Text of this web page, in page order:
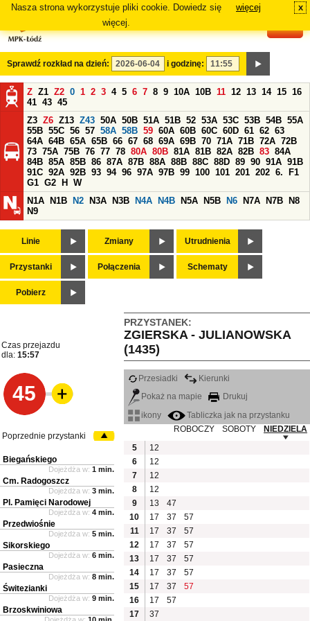
Nasza strona wykorzystuje pliki cookie. Dowiedz się
więcej.
więcej x
Sprawdź rozkład na dzień: i godzinę:
Z Z1 Z2 0 1 2 3 4 5 6 7 8 9 10A 10B 11 12 13 14 15 16
41 43 45
Z3 Z6 Z13 Z43 50A 50B 51A 51B 52 53A 53C 53B 54B 55A
55B 55C 56 57 58A 58B 59 60A 60B 60C 60D 61 62 63
64A 64B 65A 65B 66 67 68 69A 69B 70 71A 71B 72A 72B
73 75A 75B 76 77 78 80A 80B 81A 81B 82A 82B 83 84A
84B 85A 85B 86 87A 87B 88A 88B 88C 88D 89 90 91A 91B
91C 92A 92B 93 94 96 97A 97B 99 100 101 201 202 6.
F1
G1 G2 H
W
N1A
N1B N2 N3A N3B N4A N4B N5A N5B N6 N7A N7B
N8
N9
Linie Zmiany Utrudnienia
Przystanki Połączenia Schematy
Pobierz
PRZYSTANEK:
ZGIERSKA - JULIANOWSKA
(1435)
Czas przejazdu
dla: 15:57
45
Przesiadki
Kierunki
Pokaż na mapie
Drukuj
ikony
Tabliczka jak na przystanku
ROBOCZY
SOBOTY
NIEDZIELA
5
12
6
12
7
12
8
12
9
13
47
10
17 37
57
11
17 37
57
12
17 37
57
13
17 37
57
14
17 37
57
15
17 37
57
16
17
57
17
37
Poprzednie przystanki
Biegańskiego
Dojeżdża w: 1 min.
Cm. Radogoszcz
Dojeżdża w: 3 min.
Pl. Pamięci Narodowej
Dojeżdża w: 4 min.
Przedwiośnie
Dojeżdża w: 5 min.
Sikorskiego
Dojeżdża w: 6 min.
Pasieczna
Dojeżdża w: 8 min.
Świtezianki
Dojeżdża w: 9 min.
Brzoskwiniowa